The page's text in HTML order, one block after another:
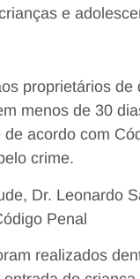
e
proprietários
menos de 30
acordo com
crime.
Dr. Leonardo
Penal
realizados